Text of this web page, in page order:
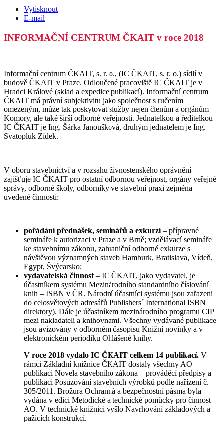
Vytisknout
E-mail
INFORMAČNÍ CENTRUM ČKAIT v roce 2018
Informační centrum ČKAIT, s. r. o., (IC ČKAIT, s. r. o.) sídlí v
budově ČKAIT v Praze. Odloučené pracoviště IC ČKAIT je v
Hradci Králové (sklad a expedice publikací). Informační centrum
ČKAIT má právní subjektivitu jako společnost s ručením
omezeným, může tak poskytovat služby nejen členům a orgánům
Komory, ale také širší odborné veřejnosti. Jednatelkou a ředitelkou
IC ČKAIT je Ing. Šárka Janoušková, druhým jednatelem je Ing.
Svatopluk Zídek.
V oboru stavebnictví a v rozsahu živnostenského oprávnění
zajišťuje IC ČKAIT pro ostatní odbornou veřejnost, orgány veřejné
správy, odborné školy, odborníky ve stavební praxi zejména
uvedené činnosti:
pořádání přednášek, seminářů a exkurzí– přípravné
semináře k autorizaci v Praze a v Brně; vzdělávací semináře
ke stavebnímu zákonu, zahraniční odborné exkurze s
návštěvou významných staveb Hamburk, Bratislava, Vídeň,
Egypt, Švýcarsko;
vydavatelská činnost– IC ČKAIT, jako vydavatel, je
účastníkem systému Mezinárodního standardního číslování
knih – ISBN v ČR. Národní účastníci systému jsou zařazeni
do celosvětových adresářů Publishers´ International ISBN
direktory). Dále je účastníkem mezinárodního programu CIP
mezi nakladateli a knihovnami. Všechny vydávané publikace
jsou avizovány v odborném časopisu Knižní novinky a v
elektronickém periodiku Ohlášené knihy.
V roce 2018 vydalo IC ČKAIT celkem 14 publikací. V
rámci Základní knižnice ČKAIT dostaly všechny AO
publikaci Novela stavebního zákona – prováděcí předpisy a
publikaci Posuzování stavebních výrobků podle nařízení č.
305/2011. Brožura Ochranná a bezpečnostní pásma byla
vydána v edici Metodické a technické pomůcky pro činnost
AO. V technické knižnici vyšlo Navrhování základových a
pažicích konstrukcí.